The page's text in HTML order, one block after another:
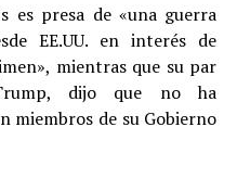
es presa de «una guerra
EE.UU. en interés de
mientras que su par
Trump, dijo que no ha
miembros de su Gobierno